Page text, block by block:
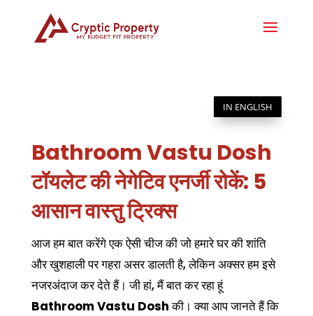
IN ENGLISH
Bathroom Vastu Dosh
टॉयलेट की नेगेटिव एनर्जी रोकें: 5
आसान वास्तु ट्रिक्स
आज हम बात करेंगे एक ऐसी चीज की जो हमारे घर की शांति
और खुशहाली पर गहरा असर डालती है, लेकिन अक्सर हम इसे
नजरअंदाज कर देते हैं। जी हां, मैं बात कर रहा हूं
Bathroom Vastu Doshकी। क्या आप जानते हैं कि